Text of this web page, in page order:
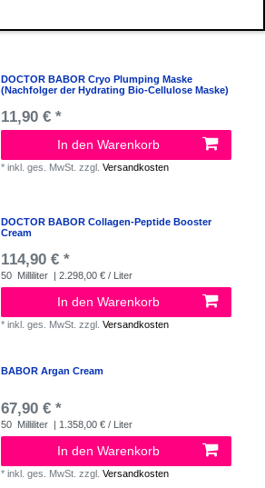
DOCTOR BABOR Cryo Plumping Maske
(Nachfolger der Hydrating Bio-Cellulose Maske)
11,90 € *
In den Warenkorb
*inkl. ges. MwSt. zzgl.Versandkosten
DOCTOR BABOR Collagen-Peptide Booster
Cream
114,90 € *
50 Milliliter | 2.298,00 € / Liter
In den Warenkorb
*inkl. ges. MwSt. zzgl.Versandkosten
BABOR Argan Cream
67,90 € *
50 Milliliter | 1.358,00 € / Liter
In den Warenkorb
*inkl. ges. MwSt. zzgl.Versandkosten